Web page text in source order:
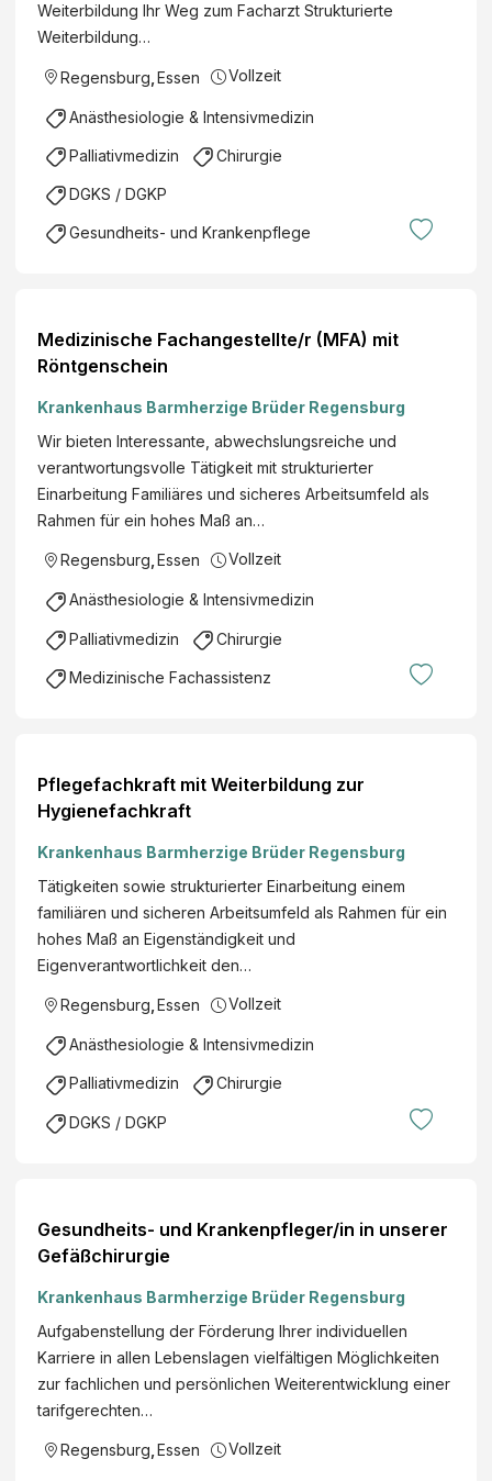
Weiterbildung Ihr Weg zum Facharzt Strukturierte
Weiterbildung…
Regensburg Essen Vollzeit
Anästhesiologie & Intensivmedizin
Palliativmedizin Chirurgie
DGKS / DGKP
Gesundheits- und Krankenpflege
Medizinische Fachangestellte/r (MFA) mit
Röntgenschein
Krankenhaus Barmherzige Brüder Regensburg
Wir bieten Interessante, abwechslungsreiche und
verantwortungsvolle Tätigkeit mit strukturierter
Einarbeitung Familiäres und sicheres Arbeitsumfeld als
Rahmen für ein hohes Maß an…
Regensburg, Essen Vollzeit
Anästhesiologie & Intensivmedizin
Palliativmedizin Chirurgie
Medizinische Fachassistenz
Pflegefachkraft mit Weiterbildung zur
Hygienefachkraft
Krankenhaus Barmherzige Brüder Regensburg
Tätigkeiten sowie strukturierter Einarbeitung einem
familiären und sicheren Arbeitsumfeld als Rahmen für ein
hohes Maß an Eigenständigkeit und
Eigenverantwortlichkeit den…
Regensburg Essen Vollzeit
Anästhesiologie & Intensivmedizin
Palliativmedizin Chirurgie
DGKS / DGKP
Gesundheits- und Krankenpfleger/in in unserer
Gefäßchirurgie
Krankenhaus Barmherzige Brüder Regensburg
Aufgabenstellung der Förderung Ihrer individuellen
Karriere in allen Lebenslagen vielfältigen Möglichkeiten
zur fachlichen und persönlichen Weiterentwicklung einer
tarifgerechten…
Regensburg Essen Vollzeit